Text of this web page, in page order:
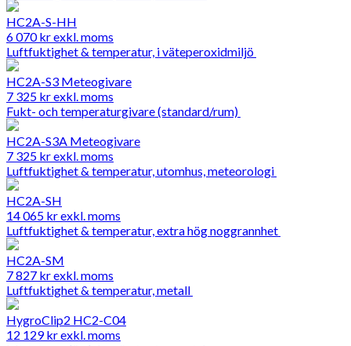
HC2A-S-HH
6 070krexkl. moms
Luftfuktighet & temperatur, i väteperoxidmiljö
HC2A-S3 Meteogivare
7 325 krexkl. moms
Fukt- och temperaturgivare (standard/rum)
HC2A-S3A Meteogivare
7 325 krexkl. moms
Luftfuktighet & temperatur, utomhus, meteorologi
HC2A-SH
14 065 krexkl. moms
Luftfuktighet & temperatur, extra hög noggrannhet
HC2A-SM
7 827 krexkl. moms
Luftfuktighet & temperatur, metall
HygroClip2 HC2-C04
12 129krexkl. moms